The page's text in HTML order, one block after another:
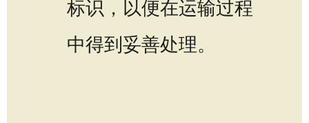
标识，以便在运输过程
中得到妥善处理。